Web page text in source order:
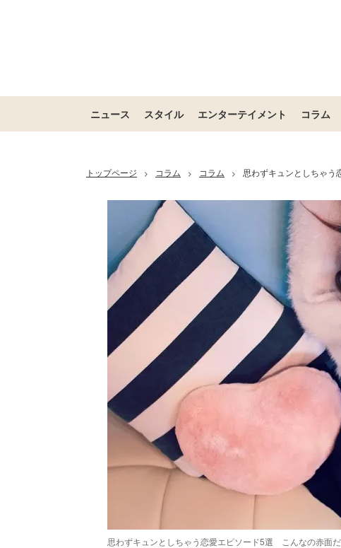
ニュース スタイル エンターテイメント コラム
トップページ > コラム > コラム > 思わずキュンとしちゃ
思わずキュンとしちゃう恋愛エピソード5選 こんなの赤面